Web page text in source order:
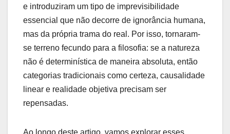
e introduziram um tipo de imprevisibilidade
essencial que não decorre de ignorância humana,
mas da própria trama do real. Por isso, tornaram-
se terreno fecundo para a filosofia: se a natureza
não é determinística de maneira absoluta, então
categorias tradicionais como certeza, causalidade
linear e realidade objetiva precisam ser
repensadas.
Ao longo deste artigo, vamos explorar esses